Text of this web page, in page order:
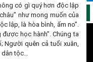
có gì quý hơn độc lập
như mong muốn của
lập, là hòa bình, ấm no”.
học hành”. Chúng ta
Người quên cả tuổi xuân,
dân tộc…